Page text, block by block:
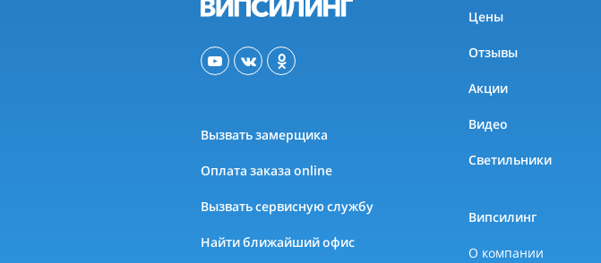
Вызвать замерщика
Оплата заказа online
Вызвать сервисную службу
Найти ближайший офис
Цены
Отзывы
Акции
Видео
Светильники
Випсилинг
О компании